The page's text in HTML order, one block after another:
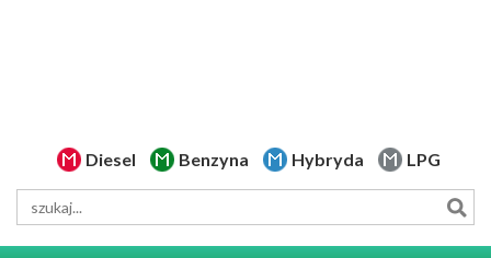
Diesel Benzyna Hybryda LPG